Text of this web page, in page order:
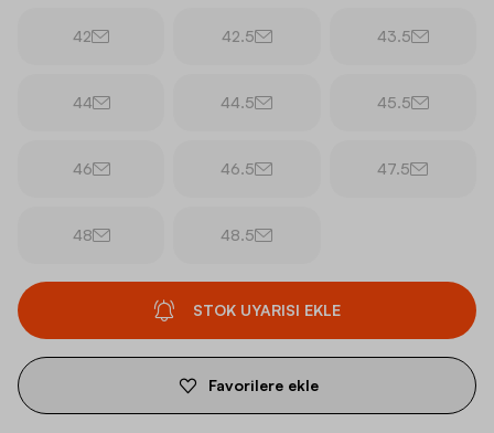
42 42.5 43.5
44 44.5 45.5
46 46.5 47.5
48 48.5
STOK UYARISI EKLE
Favorilere ekle